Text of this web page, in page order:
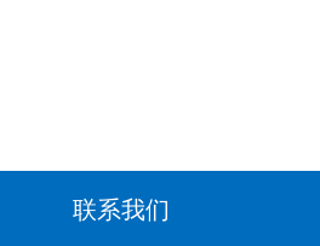
联系我们